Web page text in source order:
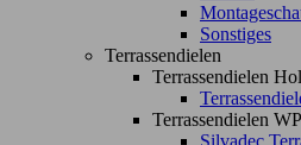
Sonstiges
Terrassendielen
Terrassendielen
Terrassendielen